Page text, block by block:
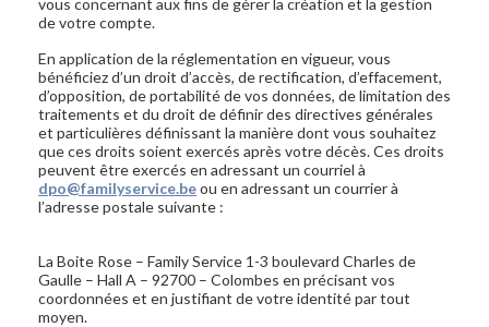
vous concernant aux fins de gérer la création et la gestion
de votre compte.
En application de la réglementation en vigueur, vous
bénéficiez d’un droit d’accès, de rectification, d’effacement,
d’opposition, de portabilité de vos données, de limitation des
traitements et du droit de définir des directives générales
et particulières définissant la manière dont vous souhaitez
que ces droits soient exercés après votre décès. Ces droits
peuvent être exercés en adressant un courriel à
dpo@familyservice.beou en adressant un courrier à
l’adresse postale suivante :
La Boite Rose – Family Service 1-3 boulevard Charles de
Gaulle – Hall A – 92700 – Colombes en précisant vos
coordonnées et en justifiant de votre identité par tout
moyen.